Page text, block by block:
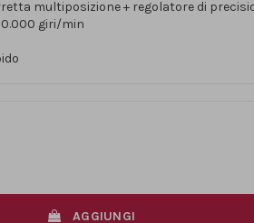
multiposizione + regolatore di
giri/min
AGGIUNGI